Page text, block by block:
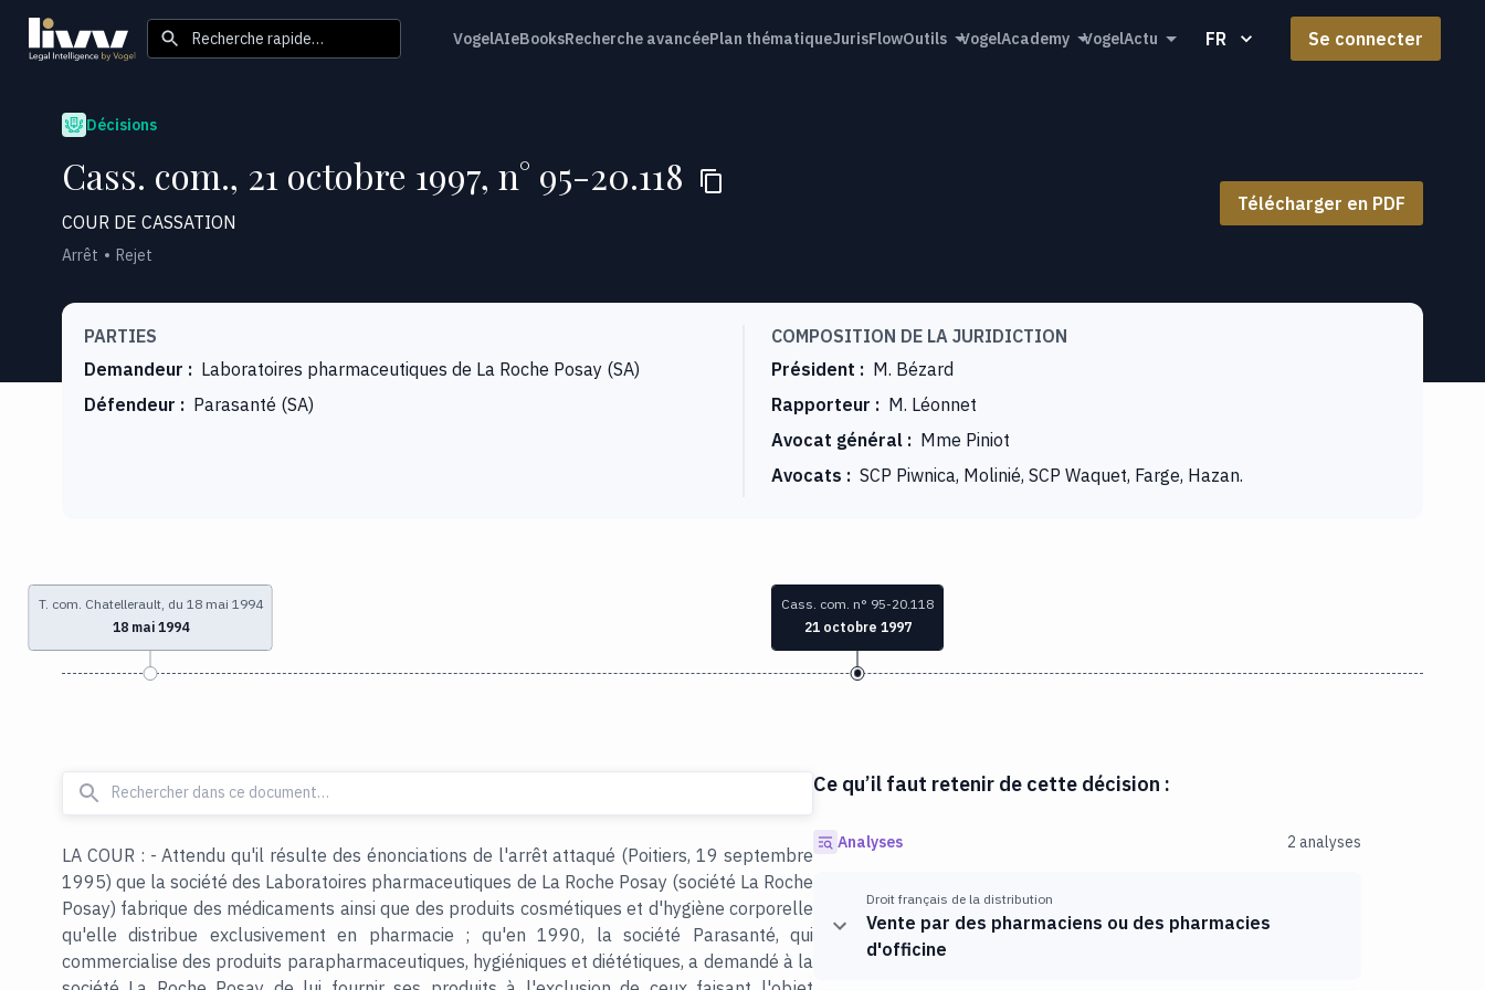
Recherche rapide… VogelAIeBooksRecherche avancéePlan thématiqueJurisFlowOutils VogelAcademy VogelActu FR Se connecter
Décisions
Cass. com., 21 octobre 1997, n° 95-20.118
COUR DE CASSATION
Télécharger en PDF
Arrêt Rejet
PARTIES
Demandeur : Laboratoires pharmaceutiques de La Roche Posay (SA)
Défendeur : Parasanté (SA)
COMPOSITION DE LA JURIDICTION
Président : M. Bézard
Rapporteur : M. Léonnet
Avocat général : Mme Piniot
Avocats : SCP Piwnica, Molinié, SCP Waquet, Farge, Hazan.
T. com. Chatellerault, du 18 mai 1994
18 mai 1994
Cass. com. n° 95-20.118
21 octobre 1997
LA COUR : - Attendu qu'il résulte des énonciations de l'arrêt attaqué (Poitiers, 19 septembre
1995) que la société des Laboratoires pharmaceutiques de La Roche Posay (société La Roche
Posay) fabrique des médicaments ainsi que des produits cosmétiques et d'hygiène corporelle
qu'elle distribue exclusivement en pharmacie ; qu'en 1990, la société Parasanté, qui
commercialise des produits parapharmaceutiques, hygiéniques et diététiques, a demandé à la
Ce qu’il faut retenir de cette décision :
Analyses 2 analyses
Droit français de la distribution
Vente par des pharmaciens ou des pharmacies
d'officine